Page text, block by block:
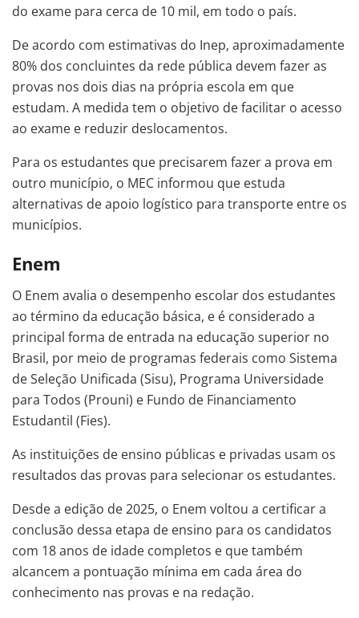
do exame para cerca de 10 mil, em todo o país.
De acordo com estimativas do Inep, aproximadamente
80% dos concluintes da rede pública devem fazer as
provas nos dois dias na própria escola em que
estudam. A medida tem o objetivo de facilitar o acesso
ao exame e reduzir deslocamentos.
Para os estudantes que precisarem fazer a prova em
outro município, o MEC informou que estuda
alternativas de apoio logístico para transporte entre os
municípios.
Enem
O Enem avalia o desempenho escolar dos estudantes
ao término da educação básica, e é considerado a
principal forma de entrada na educação superior no
Brasil, por meio de programas federais como Sistema
de Seleção Unificada (Sisu), Programa Universidade
para Todos (Prouni) e Fundo de Financiamento
Estudantil (Fies).
As instituições de ensino públicas e privadas usam os
resultados das provas para selecionar os estudantes.
Desde a edição de 2025, o Enem voltou a certificar a
conclusão dessa etapa de ensino para os candidatos
com 18 anos de idade completos e que também
alcancem a pontuação mínima em cada área do
conhecimento nas provas e na redação.